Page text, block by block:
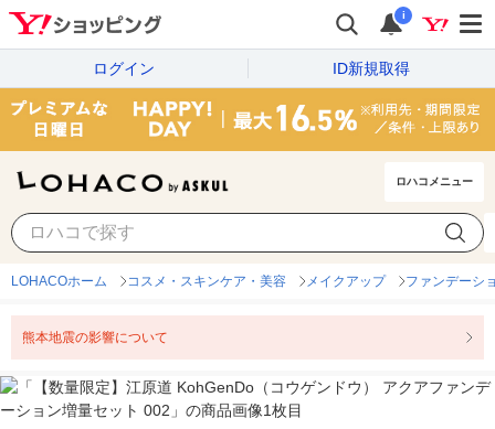
i
ログイン ID新規取得
ロハコメニュー
LOHACOホーム コスメ・スキンケア・美容 メイクアップ ファンデーシ
熊本地震の影響について